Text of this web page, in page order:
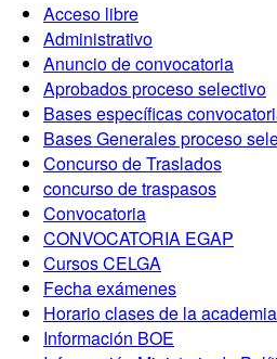
Acceso libre
Administrativo
Anuncio de convocatoria
Aprobados proceso selectivo
Bases específicas
Bases Generales proceso
Concurso de Traslados
concurso de traspasos
Convocatoria
CONVOCATORIA EGAP
Cursos CELGA
Fecha exámenes
Horario clases de la academia
Información BOE